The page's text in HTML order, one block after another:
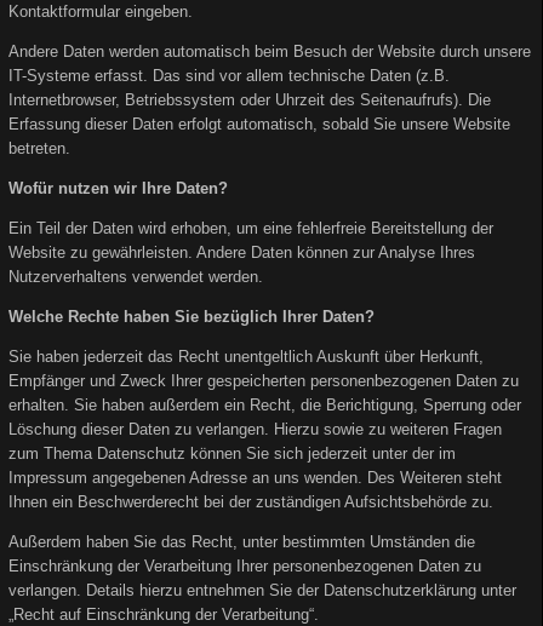
Kontaktformular eingeben.
Andere Daten werden automatisch beim Besuch der Website durch unsere
IT-Systeme erfasst. Das sind vor allem technische Daten (z.B.
Internetbrowser, Betriebssystem oder Uhrzeit des Seitenaufrufs). Die
Erfassung dieser Daten erfolgt automatisch, sobald Sie unsere Website
betreten.
Wofür nutzen wir Ihre Daten?
Ein Teil der Daten wird erhoben, um eine fehlerfreie Bereitstellung der
Website zu gewährleisten. Andere Daten können zur Analyse Ihres
Nutzerverhaltens verwendet werden.
Welche Rechte haben Sie bezüglich Ihrer Daten?
Sie haben jederzeit das Recht unentgeltlich Auskunft über Herkunft,
Empfänger und Zweck Ihrer gespeicherten personenbezogenen Daten zu
erhalten. Sie haben außerdem ein Recht, die Berichtigung, Sperrung oder
Löschung dieser Daten zu verlangen. Hierzu sowie zu weiteren Fragen
zum Thema Datenschutz können Sie sich jederzeit unter der im
Impressum angegebenen Adresse an uns wenden. Des Weiteren steht
Ihnen ein Beschwerderecht bei der zuständigen Aufsichtsbehörde zu.
Außerdem haben Sie das Recht, unter bestimmten Umständen die
Einschränkung der Verarbeitung Ihrer personenbezogenen Daten zu
verlangen. Details hierzu entnehmen Sie der Datenschutzerklärung unter
„Recht auf Einschränkung der Verarbeitung“.